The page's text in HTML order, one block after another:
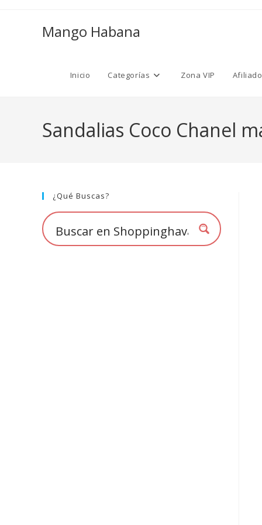
Mango Habana
Inicio Categorías Zona VIP
Sandalias Coco Chanel
¿Qué Buscas?